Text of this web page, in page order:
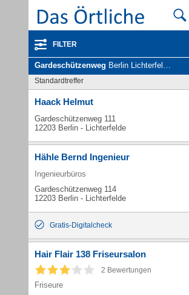
FILTER
Gardeschützenweg Berlin Lichterfelde - Unternehmen und Personen
Standardtreffer
Haack Helmut
Gardeschützenweg 111
12203 Berlin - Lichterfelde
Hähle Bernd Ingenieur
Ingenieurbüros
Gardeschützenweg 114
12203 Berlin - Lichterfelde
Gratis-Digitalcheck
Hair Flair 138 Friseursalon
2 Bewertungen
Friseure